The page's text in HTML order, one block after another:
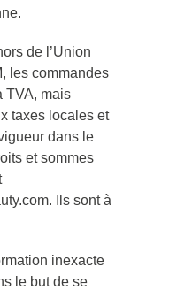
de l’Union
les commandes
TVA, mais
taxes locales et
dans le
et sommes
Ils sont à
inexacte
le but de se